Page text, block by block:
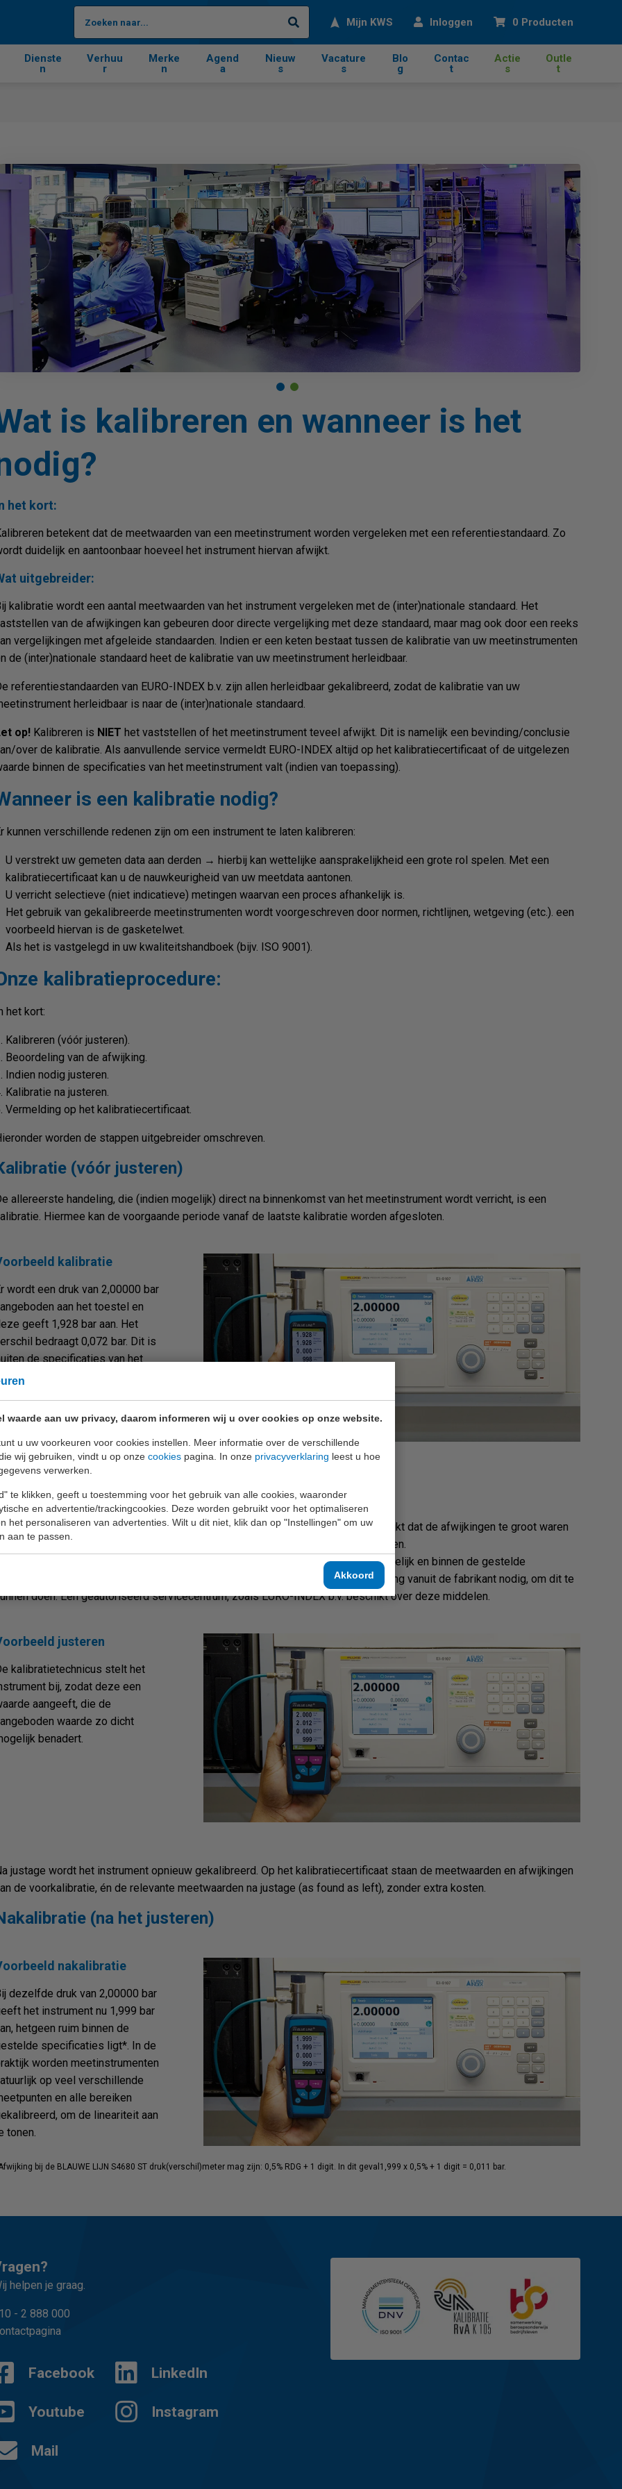
waarde aan uw privacy, daarom informeren wij u over cookies op onze website.
u uw voorkeuren voor cookies instellen. Meer informatie over de verschillende
wij gebruiken, vindt u op onze cookies pagina. In onze privacyverklaring leest u hoe
verwerken.
te klikken, geeft u toestemming voor het gebruik van alle cookies, waaronder
en advertentie/trackingcookies. Deze worden gebruikt voor het optimaliseren
het personaliseren van advertenties. Wilt u dit niet, klik dan op "Instellingen" om uw
aan te passen.
Akkoord
Zoeken Mijn KWS Inloggen 0 Producten
Dienste
n
Verhuu
r
Merke
n
Agend
a
Nieuw
s
Vacature
s
Blo
g
Contac
t
Actie
s
Outle
t
is kalibreren en wanneer is het
het kort:
betekent dat de meetwaarden van een meetinstrument worden vergeleken met een referentiestandaard. Zo
duidelijk en aantoonbaar hoeveel het instrument hiervan afwijkt.
uitgebreider:
kalibratie wordt een aantal meetwaarden van het instrument vergeleken met de (inter)nationale standaard. Het
van de afwijkingen kan gebeuren door directe vergelijking met deze standaard, maar mag ook door een reeks
vergelijkingen met afgeleide standaarden. Indien er een keten bestaat tussen de kalibratie van uw meetinstrumenten
de (inter)nationale standaard heet de kalibratie van uw meetinstrument herleidbaar.
referentiestandaarden van EURO-INDEX b.v. zijn allen herleidbaar gekalibreerd, zodat de kalibratie van uw
herleidbaar is naar de (inter)nationale standaard.
op! Kalibreren is NIET het vaststellen of het meetinstrument teveel afwijkt. Dit is namelijk een bevinding/conclusie
over de kalibratie. Als aanvullende service vermeldt EURO-INDEX altijd op het kalibratiecertificaat of de uitgelezen
binnen de specificaties van het meetinstrument valt (indien van toepassing).
is een kalibratie nodig?
kunnen verschillende redenen zijn om een instrument te laten kalibreren:
U verstrekt uw gemeten data aan derden → hierbij kan wettelijke aansprakelijkheid een grote rol spelen. Met een
kalibratiecertificaat kan u de nauwkeurigheid van uw meetdata aantonen.
U verricht selectieve (niet indicatieve) metingen waarvan een proces afhankelijk is.
Het gebruik van gekalibreerde meetinstrumenten wordt voorgeschreven door normen, richtlijnen, wetgeving (etc.). een
voorbeeld hiervan is de gasketelwet.
Als het is vastgelegd in uw kwaliteitshandboek (bijv. ISO 9001).
kalibratieprocedure:
het kort:
Kalibreren (vóór justeren).
Beoordeling van de afwijking.
Indien nodig justeren.
Kalibratie na justeren.
Vermelding op het kalibratiecertificaat.
worden de stappen uitgebreider omschreven.
(vóór justeren)
allereerste handeling, die (indien mogelijk) direct na binnenkomst van het meetinstrument wordt verricht, is een
Hiermee kan de voorgaande periode vanaf de laatste kalibratie worden afgesloten.
kalibratie
wordt een druk van 2,00000 bar
aan het toestel en
geeft 1,928 bar aan. Het
bedraagt 0,072 bar. Dit is
de specificaties van het
en kalibratie ná justage
meetinstrument dient gejusteerd te worden wanneer na de eerste kalibratie blijkt dat de afwijkingen te groot waren
of indien er onderdelen zijn vervangen die direct invloed hebben op de meetwaarden.
Justeren betekent dat het instrument wordt bijgeregeld, zodat het zo accuraat mogelijk en binnen de gestelde
specificaties meet. Er is specifieke kennis en vaak software, onderdelen en scholing vanuit de fabrikant nodig, om dit te
doen. Een geautoriseerd servicecentrum, zoals EURO-INDEX b.v. beschikt over deze middelen.
justeren
kalibratietechnicus stelt het
bij, zodat deze een
aangeeft, die de
waarde zo dicht
benadert.
justage wordt het instrument opnieuw gekalibreerd. Op het kalibratiecertificaat staan de meetwaarden en afwijkingen
de voorkalibratie, én de relevante meetwaarden na justage (as found as left), zonder extra kosten.
(na het justeren)
nakalibratie
dezelfde druk van 2,00000 bar
het instrument nu 1,999 bar
hetgeen ruim binnen de
specificaties ligt*. In de
worden meetinstrumenten
op veel verschillende
en alle bereiken
om de lineariteit aan
tonen.
bij de BLAUWE LIJN S4680 ST druk(verschil)meter mag zijn: 0,5% RDG + 1 digit. In dit geval1,999 x 0,5% + 1 digit = 0,011 bar.
helpen je graag.
- 2 888 000
Facebook LinkedIn
Youtube Instagram
Mail